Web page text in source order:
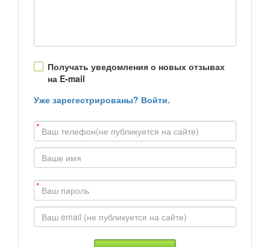
Получать уведомления о новых отзывах
на E-mail
Уже зарегестрированы? Войти.
*
*